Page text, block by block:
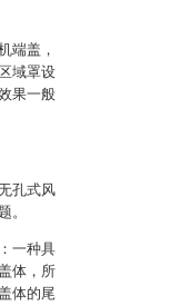
端盖，
域罩设
果一般
孔式风
。
一种具
体，所
体的尾